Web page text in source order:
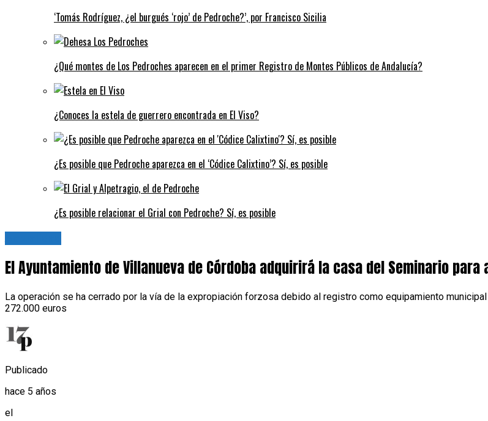
‘Tomás Rodríguez, ¿el burgués ‘rojo’ de Pedroche?’, por Francisco Sicilia
¿Qué montes de Los Pedroches aparecen en el primer Registro de Montes Públicos de Andalucía?
¿Conoces la estela de guerrero encontrada en El Viso?
¿Es posible que Pedroche aparezca en el ‘Códice Calixtino’? Sí, es posible
¿Es posible relacionar el Grial con Pedroche? Sí, es posible
El Ayuntamiento de Villanueva de Córdoba adquirirá la casa del Seminario
La operación se ha cerrado por la vía de la expropiación forzosa debido al registro como equipamiento
272.000 euros
Publicado
hace 5 años
el